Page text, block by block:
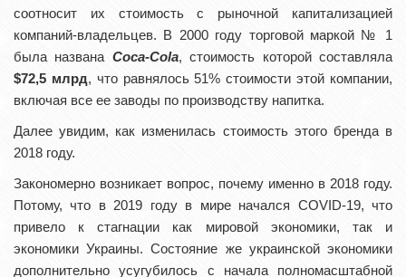
соотносит их стоимость с рыночной капитализацией
компаний-владельцев. В 2000 году торговой маркой № 1
была названа Coca-Cola, стоимость которой составляла
$72,5 млрд, что равнялось 51% стоимости этой компании,
включая все ее заводы по производству напитка.
Далее увидим, как изменилась стоимость этого бренда в
2018 году.
Закономерно возникает вопрос, почему именно в 2018 году.
Потому, что в 2019 году в мире начался COVID-19, что
привело к стагнации как мировой экономики, так и
экономики Украины. Состояние же украинской экономики
дополнительно усугубилось с начала полномасштабной